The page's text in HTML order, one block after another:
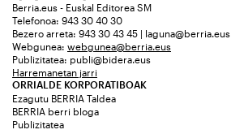
Berria.eus - Euskal Editorea SM
Telefonoa: 943 30 40 30
Bezero arreta: 943 30 43 45 | laguna@berria.eus
Webgunea: webgunea@berria.eus
Publizitatea: publi@bidera.eus
Harremanetan jarri
ORRIALDE KORPORATIBOAK
Ezagutu BERRIA Taldea
BERRIA berri bloga
Publizitatea